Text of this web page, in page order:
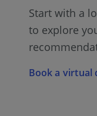
Start with a
to explore
Book a virtual